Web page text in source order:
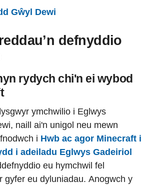
Gŵyl Dewi
defnyddio
rydych chi'n ei wybod
ymchwilio i Eglwys
naill ai'n unigol neu mewn
i Hwb ac agor Minecraft i
i adeiladu Eglwys Gadeiriol
eu hymchwil fel
gyfer eu dyluniadau. Anogwch y